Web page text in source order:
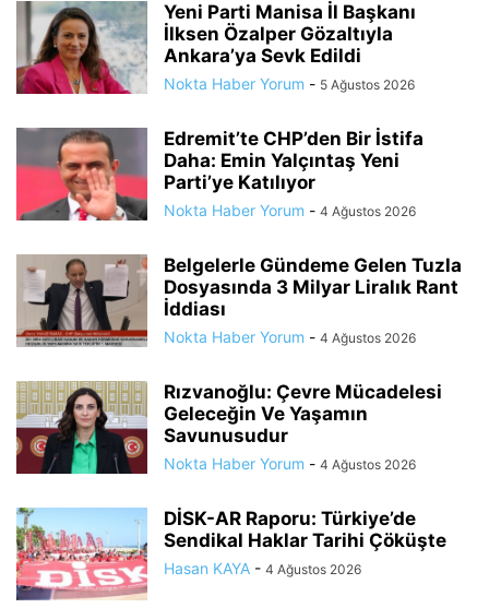
Yeni Parti Manisa İl Başkanı
İlksen Özalper Gözaltıyla
Ankara’ya Sevk Edildi
Nokta Haber Yorum - 5 Ağustos 2026
Edremit’te CHP’den Bir İstifa
Daha: Emin Yalçıntaş Yeni
Parti’ye Katılıyor
Nokta Haber Yorum - 4 Ağustos 2026
Belgelerle Gündeme Gelen Tuzla
Dosyasında 3 Milyar Liralık Rant
İddiası
Nokta Haber Yorum - 4 Ağustos 2026
Rızvanoğlu: Çevre Mücadelesi
Geleceğin Ve Yaşamın
Savunusudur
Nokta Haber Yorum - 4 Ağustos 2026
DİSK-AR Raporu: Türkiye’de
Sendikal Haklar Tarihi Çöküşte
Hasan KAYA - 4 Ağustos 2026